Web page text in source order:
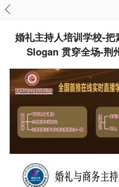
婚礼主持人培训学校-
Slogan 贯穿全场-荆